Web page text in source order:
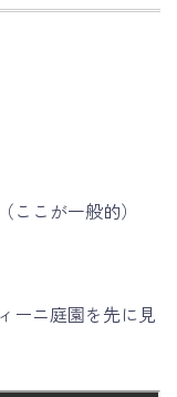
ここが一般的）
ーニ庭園を先に見